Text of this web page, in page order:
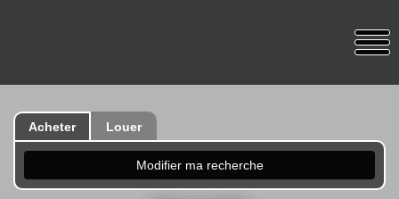
Acheter Louer
Modifier ma recherche